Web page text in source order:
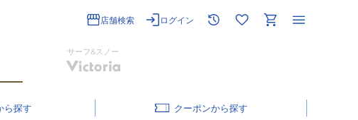
店舗検索 ログイン
サーフ&スノー
クーポン